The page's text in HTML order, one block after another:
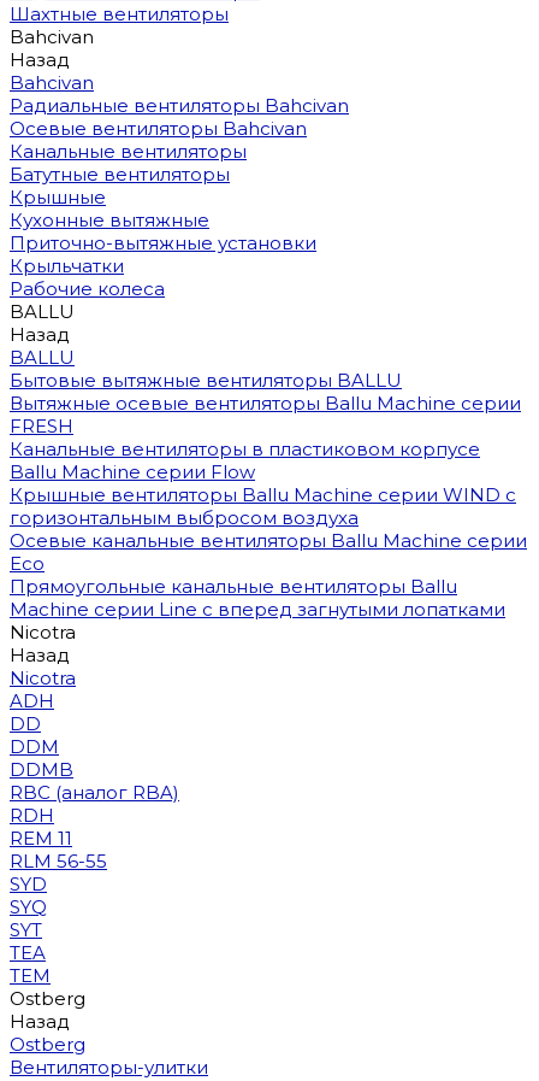
Шахтные вентиляторы
Bahcivan
Назад
Bahcivan
Радиальные вентиляторы Bahcivan
Осевые вентиляторы Bahcivan
Канальные вентиляторы
Батутные вентиляторы
Крышные
Кухонные вытяжные
Приточно-вытяжные установки
Крыльчатки
Рабочие колеса
BALLU
Назад
BALLU
Бытовые вытяжные вентиляторы BALLU
Вытяжные осевые вентиляторы Ballu Machine серии
FRESH
Канальные вентиляторы в пластиковом корпусе
Ballu Machine серии Flow
Крышные вентиляторы Ballu Machine серии WIND с
горизонтальным выбросом воздуха
Осевые канальные вентиляторы Ballu Machine серии
Eco
Прямоугольные канальные вентиляторы Ballu
Machine серии Line с вперед загнутыми лопатками
Nicotra
Назад
Nicotra
ADH
DD
DDM
DDMB
RBC (аналог RBA)
RDH
REM 11
RLM 56-55
SYD
SYQ
SYT
TEA
TEM
Ostberg
Назад
Ostberg
Вентиляторы-улитки